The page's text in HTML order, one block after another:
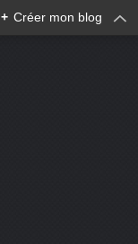
+ Créer mon blog